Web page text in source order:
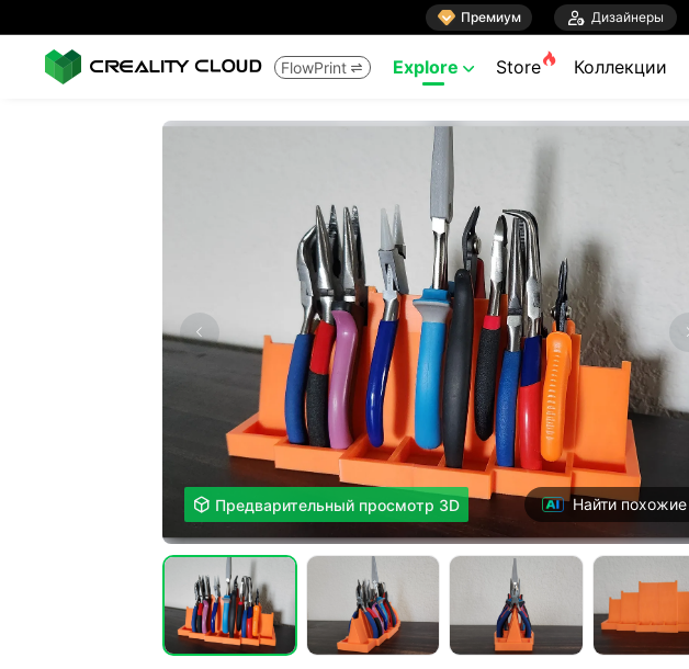
 Премиум  Дизайнеры
FlowPrint  Explore  Store Коллекции
 Предварительный просмотр 3D Найти похожие